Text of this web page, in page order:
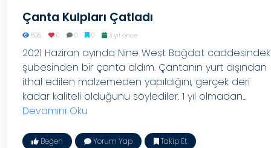
Çanta Kulpları Çatladı
808 0 0 0 3 yıl önce
2021 Haziran ayında Nine West Bağdat
şubesinden bir çanta aldım. Çantanın yurt dışından
ithal edilen malzemeden yapıldığını, gerçek deri
kadar kaliteli olduğunu söylediler. 1 yıl olmadan...
Devamını Oku
Beğen Yorum Yap Takip Et